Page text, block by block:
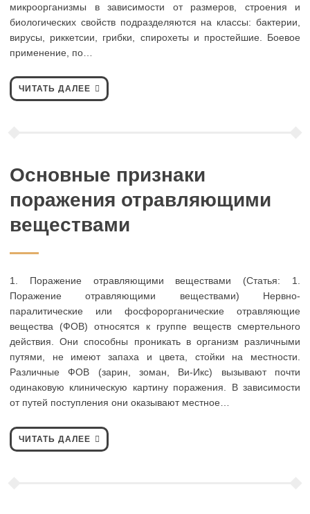
микроорганизмы в зависимости от размеров, строения и
биологических свойств подразделяются на классы: бактерии,
вирусы, риккетсии, грибки, спирохеты и простейшие. Боевое
применение, по…
ЧИТАТЬ ДАЛЕЕ
Основные признаки
поражения отравляющими
веществами
1. Поражение отравляющими веществами (Статья: 1.
Поражение отравляющими веществами) Нервно-
паралитические или фосфорорганические отравляющие
вещества (ФОВ) относятся к группе веществ смертельного
действия. Они способны проникать в организм различными
путями, не имеют запаха и цвета, стойки на местности.
Различные ФОВ (зарин, зоман, Ви-Икс) вызывают почти
одинаковую клиническую картину поражения. В зависимости
от путей поступления они оказывают местное…
ЧИТАТЬ ДАЛЕЕ